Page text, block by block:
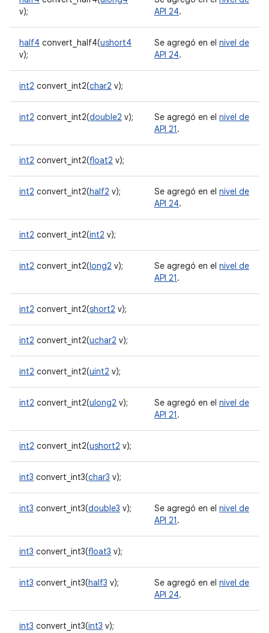
v);
API 24.
half4 convert_half4(ushort4
v);
Se agregó en el nivel de
API 24.
int2 convert_int2(char2 v);
int2 convert_int2(double2 v); Se agregó en el nivel de
API 21.
int2 convert_int2(float2 v);
int2 convert_int2(half2 v); Se agregó en el nivel de
API 24.
int2 convert_int2(int2 v);
int2 convert_int2(long2 v); Se agregó en el nivel de
API 21.
int2 convert_int2(short2 v);
int2 convert_int2(uchar2 v);
int2 convert_int2(uint2 v);
int2 convert_int2(ulong2 v); Se agregó en el nivel de
API 21.
int2 convert_int2(ushort2 v);
int3 convert_int3(char3 v);
int3 convert_int3(double3 v); Se agregó en el nivel de
API 21.
int3 convert_int3(float3 v);
int3 convert_int3(half3 v); Se agregó en el nivel de
API 24.
int3 convert_int3(int3 v);